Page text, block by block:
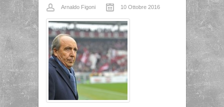
Arnaldo Figoni 10 Ottobre 2016